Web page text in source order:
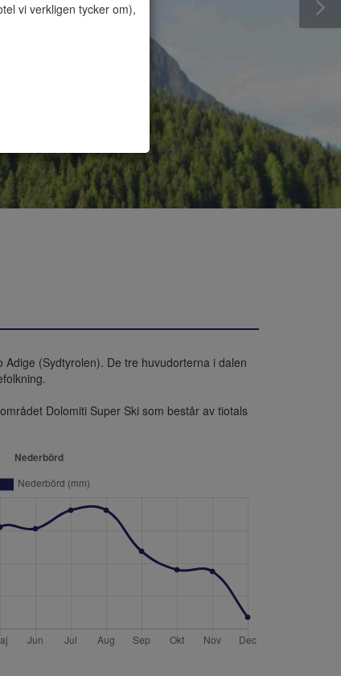
vi verkligen tycker om),
(Sydtyrolen). De tre huvudorterna i dalen
Dolomiti Super Ski som består av tiotals